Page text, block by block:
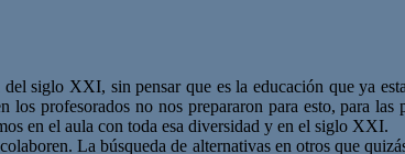
siglo XXI, sin pensar que es la educación que ya
profesorados no nos prepararon para esto, para las
en el aula con toda esa diversidad y en el siglo XXI.
La búsqueda de alternativas en otros que